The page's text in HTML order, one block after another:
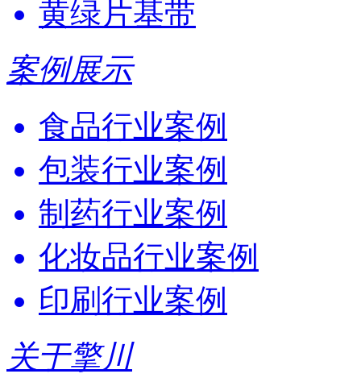
黄绿片基带
案例展示
食品行业案例
包装行业案例
制药行业案例
化妆品行业案例
印刷行业案例
关于擎川